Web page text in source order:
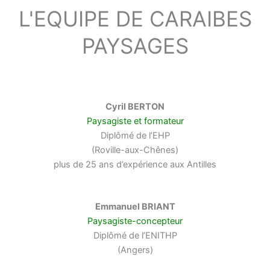
L'EQUIPE DE CARAIBES
PAYSAGES
Cyril BERTON
Paysagiste et formateur
Diplômé de l’EHP
(Roville-aux-Chênes)
plus de 25 ans d’expérience aux Antilles
Emmanuel BRIANT
Paysagiste-concepteur
Diplômé de l’ENITHP
(Angers)